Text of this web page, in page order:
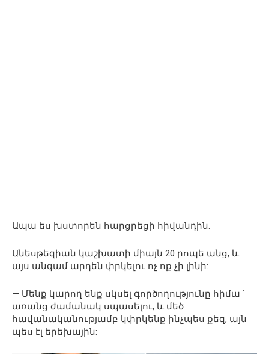
Ապա ես խստորեն հարցրեցի հիվանդին.
Անեսթեզիան կաշխատի միայն 20 րոպե անց, և
այս անգամ արդեն փրկելու ոչ ոք չի լինի:
— Մենք կարող ենք սկսել գործողությունը հիմա ՝
առանց ժամանակ սպասելու, և մեծ
հավանականությամբ կփրկենք ինչպես քեզ, այն
պես էլ երեխային: